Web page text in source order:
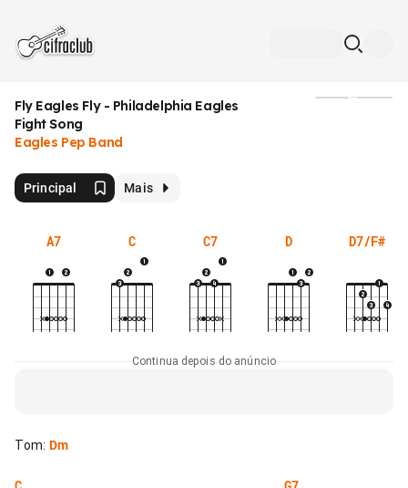
Fly Eagles Fly - Philadelphia Eagles
Fight Song
Eagles Pep Band
Principal Mais
A7 C C7 D D7/F#
Continua depois do anúncio
Tom: Dm